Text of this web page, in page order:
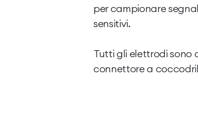
per campionare
sensitivi.
Tutti gli elettrodi
connettore a